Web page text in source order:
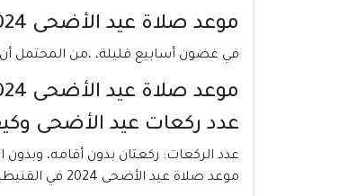
موعد صلاة عيد الأضحى 2024 في القنيطرة | المغرب
في غضون أسابيع قليلة، ،من المحتمل أن يوافق عيد الأضحى 2024 فى القنيطرة يوم الأحد 16يونيو
موعد صلاة عيد الأضحى 2024 في القنيطرة | المغرب
عدد ركعات عيد الأضحى
عدد الركعات: ركعتان بدون أقامه، وبدون
موعد صلاة عيد الأضحى 2024 في القنيطرة | المغرب